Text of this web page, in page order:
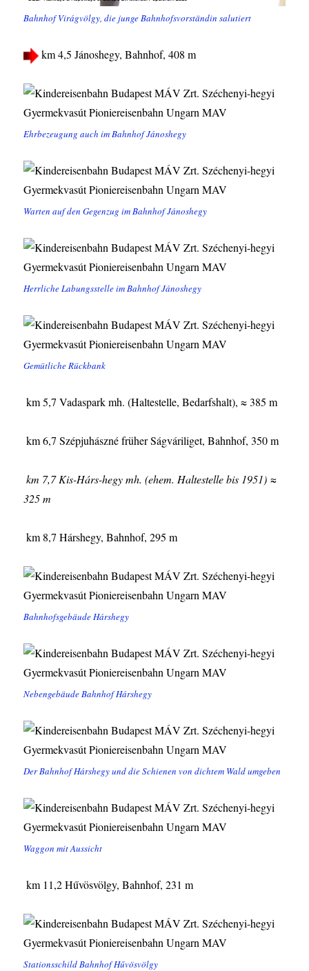
Bahnhof Virágvölgy, die junge Bahnhofsvorständin salutiert
km 4,5 Jánoshegy, Bahnhof, 408 m
Ehrbezeugung auch im Bahnhof Jánoshegy
Warten auf den Gegenzug im Bahnhof Jánoshegy
Herrliche Labungsstelle im Bahnhof Jánoshegy
Gemütliche Rückbank
km 5,7 Vadaspark mh. (Haltestelle, Bedarfshalt), ≈ 385 m
km 6,7 Szépjuhászné früher Ságváriliget, Bahnhof, 350 m
km 7,7 Kis-Hárs-hegy mh. (ehem. Haltestelle bis 1951) ≈
325 m
km 8,7 Hárshegy, Bahnhof, 295 m
Bahnhofsgebäude Hárshegy
Nebengebäude Bahnhof Hárshegy
Der Bahnhof Hárshegy und die Schienen von dichtem Wald umgeben
Waggon mit Aussicht
km 11,2 Hűvösvölgy, Bahnhof, 231 m
Stationsschild Bahnhof Hűvösvölgy